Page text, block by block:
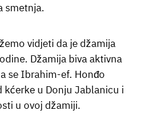
smetnja.
vidjeti da je džamija
Džamija biva aktivna
se Ibrahim-ef. Honđo
kćerke u Donju Jablanicu i
u ovoj džamiji.